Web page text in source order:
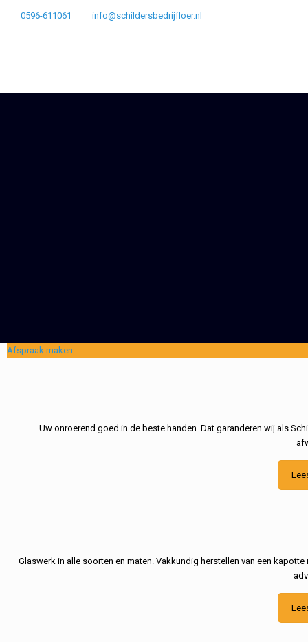
0596-611061 info@schildersbedrijfloer.nl
Afspraak maken
Uw onroerend goed in de beste handen. Dat garanderen wij als
Glaswerk in alle soorten en maten. Vakkundig herstellen van een